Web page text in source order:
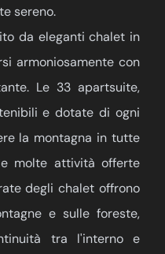
sereno.
da eleganti chalet in
armoniosamente con
Le 33 apartsuite,
e dotate di ogni
la montagna in tutte
molte attività offerte
degli chalet offrono
e sulle foreste,
tra l'interno e